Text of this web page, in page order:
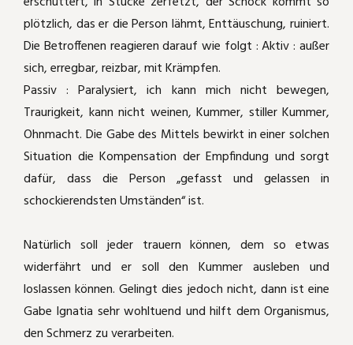
plötzlich, das er die Person lähmt, Enttäuschung, ruiniert.
Die Betroffenen reagieren darauf wie folgt : Aktiv : außer
sich, erregbar, reizbar, mit Krämpfen.
Passiv : Paralysiert, ich kann mich nicht bewegen,
Traurigkeit, kann nicht weinen, Kummer, stiller Kummer,
Ohnmacht. Die Gabe des Mittels bewirkt in einer solchen
Situation die Kompensation der Empfindung und sorgt
dafür, dass die Person „gefasst und gelassen in
schockierendsten Umständen“ ist.
Natürlich soll jeder trauern können, dem so etwas
widerfährt und er soll den Kummer ausleben und
loslassen können. Gelingt dies jedoch nicht, dann ist eine
Gabe Ignatia sehr wohltuend und hilft dem Organismus,
den Schmerz zu verarbeiten.